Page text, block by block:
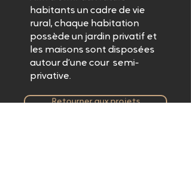
habitants un cadre de vie
rural, chaque habitation
possède un jardin privatif et
les maisons sont disposées
autour d’une cour semi-
privative.
Retourner aux projets